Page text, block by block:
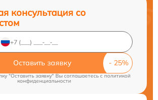
консультация со
Оставить заявку
"Оставить заявку" Вы соглашаетесь cполитикой
конфиденциальности